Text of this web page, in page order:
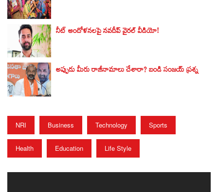
నీట్ ఆందోళనలపై నవదీప్ వైరల్ వీడియో!
అప్పుడు మీరు రాజీనామాలు చేశారా? బండి సంజయ్‌ ప్రశ్న
NRI Business Technology Sports
Health Education Life Style